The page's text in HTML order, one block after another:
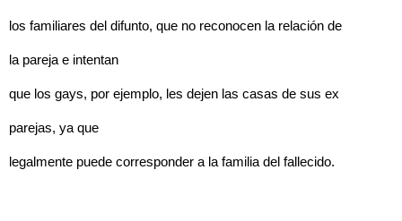
los familiares del difunto, que no reconocen la relación de
la pareja e intentan
que los gays, por ejemplo, les dejen las casas de sus ex
parejas, ya que
legalmente puede corresponder a la familia del fallecido.